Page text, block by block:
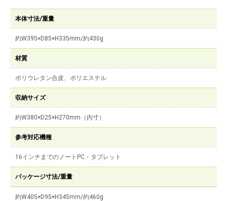
本体寸法/重量
約W395×D85×H335mm/約430g
材質
ポリウレタン合皮、ポリエステル
収納サイズ
約W380×D25×H270mm（内寸）
参考対応機種
16インチまでのノートPC・タブレット
パッケージ寸法/重量
約W405×D95×H345mm/約460g